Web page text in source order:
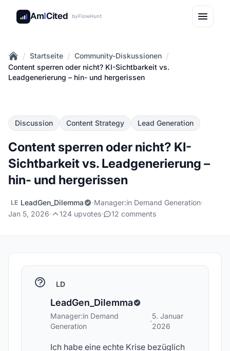
AmICited byFlowHunt
Home
/ Startseite / Community-Diskussionen /
Content sperren oder nicht? KI-Sichtbarkeit vs.
Leadgenerierung – hin- und hergerissen
Discussion Content Strategy Lead Generation
Content sperren oder nicht? KI-
Sichtbarkeit vs. Leadgenerierung –
hin- und hergerissen
LE LeadGen_Dilemma ·Manager:in Demand Generation·
Jan 5, 2026· 124 upvotes· 12 comments
LD
LeadGen_Dilemma
Manager:in Demand
Generation
·
5. Januar
2026
Ich habe eine echte Krise bezüglich